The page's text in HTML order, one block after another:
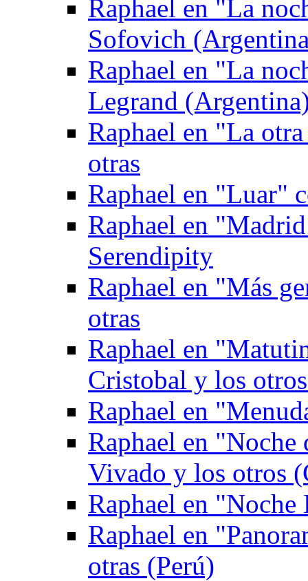
Raphael en "La
Sofovich
Raphael en "La
Legrand
Raphael en "La
otras
Raphael en "Luar"
Raphael en
Serendipity
Raphael en "Más
otras
Raphael en
Cristobal y los
Raphael en
Raphael en
Vivado y los otros
Raphael en "Noche
Raphael en
otras (Perú)